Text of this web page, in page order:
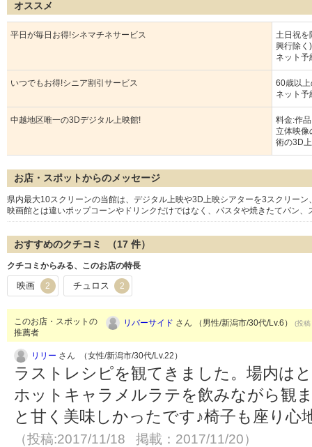
オススメ
平日が毎日お得!シネマチネサービス
土日祝を
興行除く)
ネット予
いつでもお得!シニア割引サービス
60歳以
ネット予
中越地区唯一の3Dデジタル上映館!
料金:作
立体映像
術の3D
お店・スポットからのメッセージ
県内最大10スクリーンの当館は、デジタル上映や3D上映シアターを3スクリー
映画館とは違いポップコーンやドリンクだけではなく、パスタや焼きたてパン
おすすめのクチコミ （17 件）
クチコミからみる、このお店の特長
映画 2 チュロス 2
このお店・スポットの
推薦者
リバーサイド さん （男性/新潟市/30代/Lv.6） (投
リリー さん （女性/新潟市/30代/Lv.22）
ラストレシピを観てきました。場内は
ホットキャラメルラテを飲みながら観
と甘く美味しかったです♪椅子も座り心
（投稿:2017/11/18 掲載：2017/11/20）